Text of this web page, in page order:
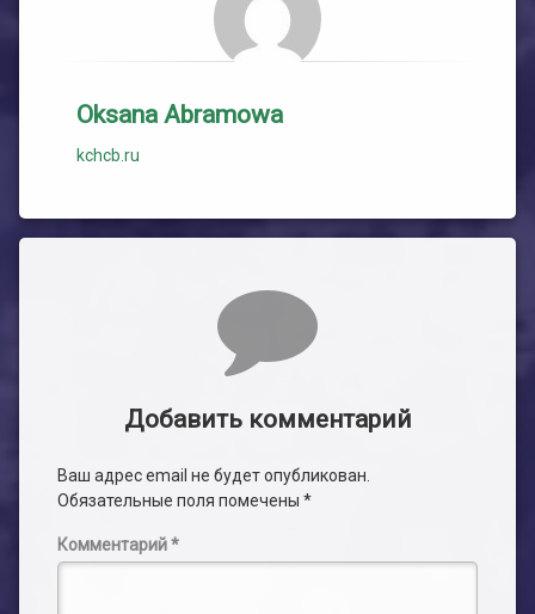
Oksana Abramowa
kchcb.ru
Добавить комментарий
Ваш адрес email не будет опубликован.
Обязательные поля помечены *
Комментарий*